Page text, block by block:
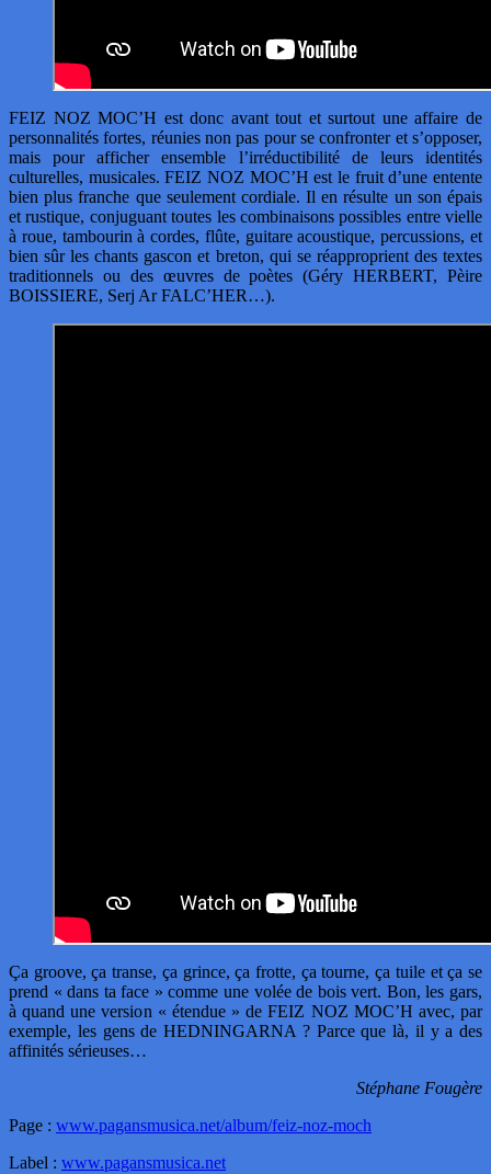
FEIZ NOZ MOC’H est donc avant tout et surtout une affaire de
personnalités fortes, réunies non pas pour se confronter et s’opposer,
mais pour afficher ensemble l’irréductibilité de leurs identités
culturelles, musicales. FEIZ NOZ MOC’H est le fruit d’une entente
bien plus franche que seulement cordiale. Il en résulte un son épais
et rustique, conjuguant toutes les combinaisons possibles entre vielle
à roue, tambourin à cordes, flûte, guitare acoustique, percussions, et
bien sûr les chants gascon et breton, qui se réapproprient des textes
traditionnels ou des œuvres de poètes (Géry HERBERT, Pèire
BOISSIERE, Serj Ar FALC’HER…).
Ça groove, ça transe, ça grince, ça frotte, ça tourne, ça tuile et ça se
prend « dans ta face » comme une volée de bois vert. Bon, les gars,
à quand une version « étendue » de FEIZ NOZ MOC’H avec, par
exemple, les gens de HEDNINGARNA ? Parce que là, il y a des
affinités sérieuses…
Stéphane Fougère
Page : www.pagansmusica.net/album/feiz-noz-moch
Label : www.pagansmusica.net